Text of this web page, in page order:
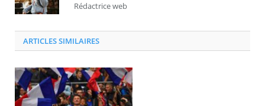
Rédactrice web
ARTICLES SIMILAIRES